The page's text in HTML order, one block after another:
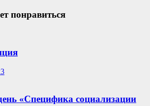
понравиться
«Специфика социализации